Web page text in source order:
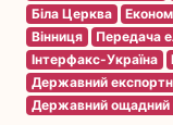
Біла Церква
Вінниця
Передача
Інтерфакс-Україна
Державний
Державний ощадний